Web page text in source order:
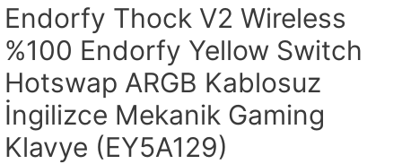
Endorfy Thock V2 Wireless
%100 Endorfy Yellow Switch
Hotswap ARGB Kablosuz
İngilizce Mekanik Gaming
Klavye (EY5A129)